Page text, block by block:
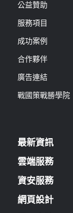
公益贊助
服務項目
成功案例
合作夥伴
廣告連結
戰國策戰勝學院
最新資訊
雲端服務
資安服務
網頁設計